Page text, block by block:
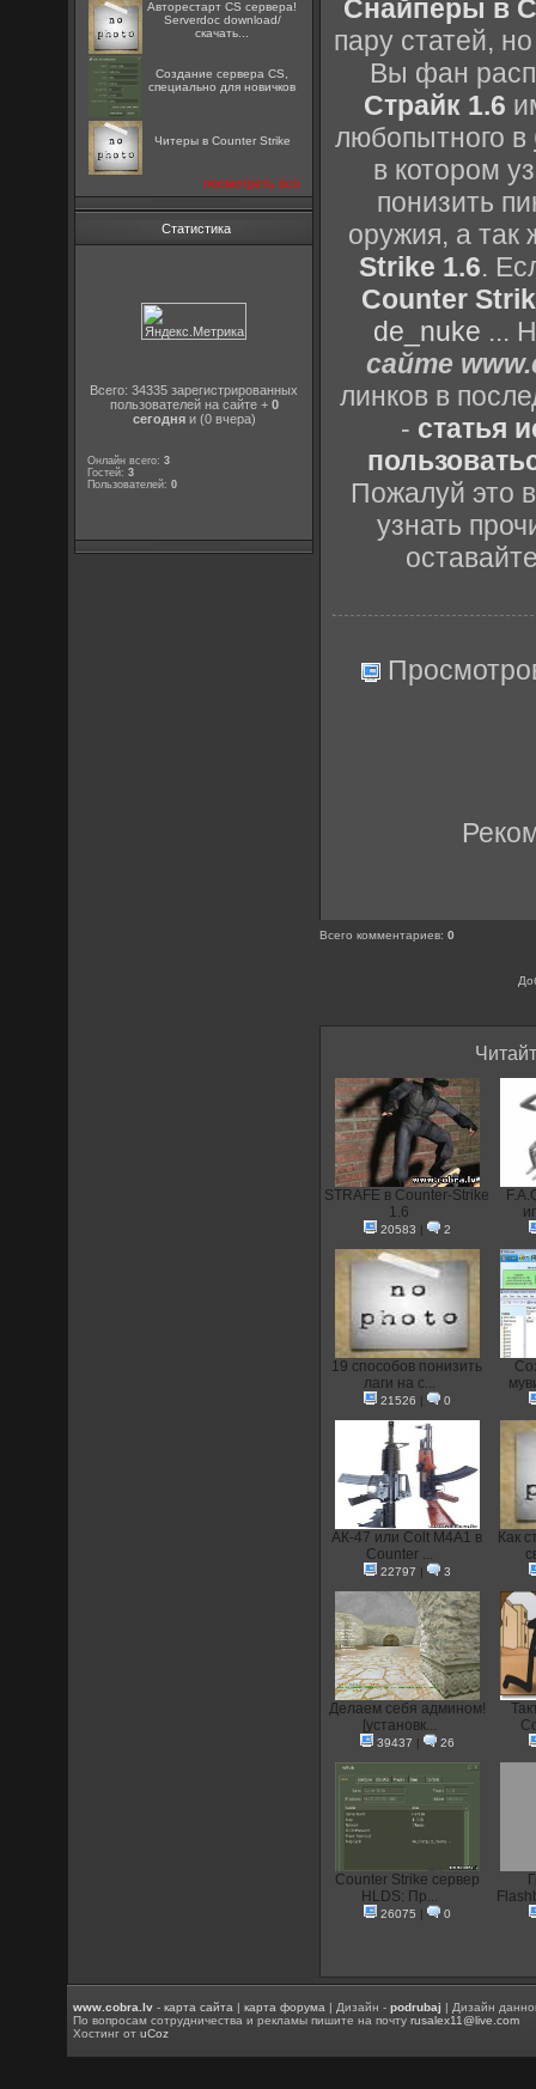
Авторестарт CS сервера!
Serverdoc download/
скачать...
Создание сервера CS,
специально для новичков
Читеры в Counter Strike
посмотреть все
Статистика
Всего: 34335 зарегистрированных
пользователей на сайте + 0
сегодняи (0 вчера)
Онлайн всего:3
Гостей:3
Пользователей:0
Снайперы в
пару статей,
Вы фан
Страйк 1.6
любопытного в
в котором
понизить
оружия, а так
Strike 1.6.
Counter
de_nuke ...
сайте
линков в
- статья
Пожалуй это
узнать
Всего комментариев:0
STRAFE в Counter-Strike
1.6
20583 | 2
19 способов понизить
лаги на с...
21526 | 0
АК-47 или Colt M4A1 в
Counter ...
22797 | 3
Как
Делаем себя админом!
[установк...
39437 | 26
Counter Strike сервер
HLDS: Пр...
26075 | 0
www.cobra.lv -карта сайта |карта форума | Дизайн -podrubaj | Дизайн
По вопросам сотрудничества и рекламы пишите на почтуrusalex11@live.com
Хостинг отuCoz